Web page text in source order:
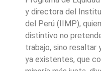
y directora del
del Perú (IIMP),
distintivo no
trabajo, sino resaltar
ya existentes, que